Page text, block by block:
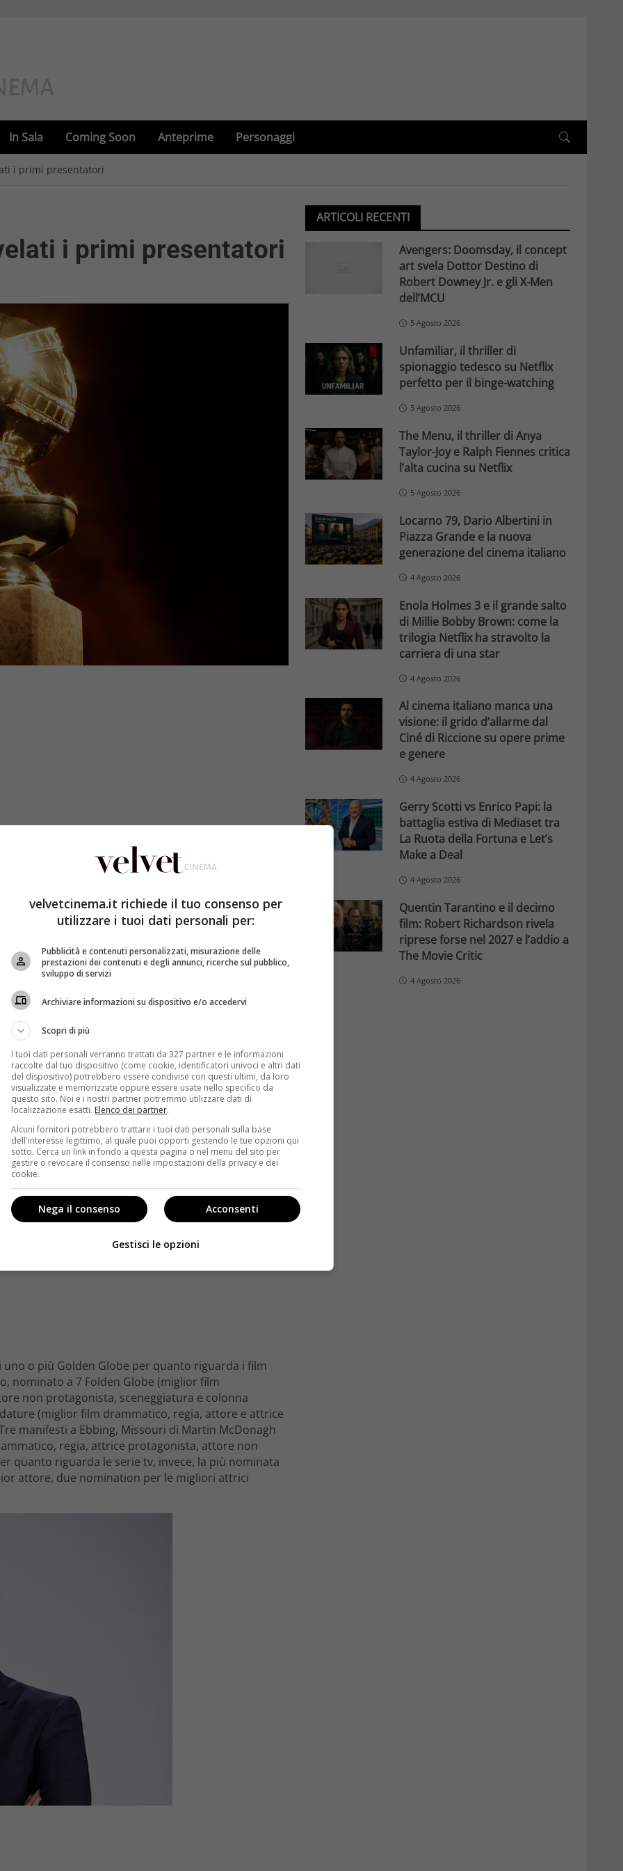
In Sala Coming Soon Anteprime Personaggi
i primi presentatori
i primi presentatori
i primi nomi delle star che saliranno sul palco dei
e televisivi che verranno consegnati il 7 gennaio.
di Los Angeles si terrà la 75esima edizione del
ai migliori film ed ai programmi televisivi della
ed al premio Emmy (per la televisione), è il
e televisivo.
diramato i primi nomi delle star che premieranno i
la serata che verrà presentata da affidata a
loro colleghi spiccano i nomi di Halle Berry, Carol
Gal Gadot, Greta Gerwig, Hugh Grant, Neil Patrick
Huppert, Shirley MacLaine, Ricky Martin, Sarah
J.K. Simmons, Sharon Stone, Aaron Taylor-
Watson.
uno o più Golden Globe per quanto riguarda i film
nominato a 7 Folden Globe (miglior film
non protagonista, sceneggiatura e colonna
(miglior film drammatico, regia, attore e attrice
manifesti a Ebbing, Missouri di Martin McDonagh
regia, attrice protagonista, attore non
quanto riguarda le serie tv, invece, la più nominata
attore, due nomination per le migliori attrici
ARTICOLI RECENTI
Avengers: Doomsday, il concept
art svela Dottor Destino di
Robert Downey Jr. e gli X-Men
dell’MCU
5 Agosto 2026
Unfamiliar, il thriller di
spionaggio tedesco su Netflix
perfetto per il binge-watching
5 Agosto 2026
The Menu, il thriller di Anya
Taylor-Joy e Ralph Fiennes critica
l’alta cucina su Netflix
5 Agosto 2026
Locarno 79, Dario Albertini in
Piazza Grande e la nuova
generazione del cinema italiano
4 Agosto 2026
Enola Holmes 3 e il grande salto
di Millie Bobby Brown: come la
trilogia Netflix ha stravolto la
carriera di una star
4 Agosto 2026
Al cinema italiano manca una
visione: il grido d’allarme dal
Ciné di Riccione su opere prime
e genere
4 Agosto 2026
Gerry Scotti vs Enrico Papi: la
battaglia estiva di Mediaset tra
La Ruota della Fortuna e Let’s
Make a Deal
4 Agosto 2026
Quentin Tarantino e il decimo
film: Robert Richardson rivela
riprese forse nel 2027 e l’addio a
The Movie Critic
4 Agosto 2026
velvetcinema.it richiede il tuo consenso per
utilizzare i tuoi dati personali per:
Pubblicità e contenuti personalizzati, misurazione delle
prestazioni dei contenuti e degli annunci, ricerche sul pubblico,
sviluppo di servizi
Archiviare informazioni su dispositivo e/o accedervi
Scopri di più
I tuoi dati personali verranno trattati da 327 partner e le informazioni
raccolte dal tuo dispositivo (come cookie, identificatori univoci e altri dati
del dispositivo) potrebbero essere condivise con questi ultimi, da loro
visualizzate e memorizzate oppure essere usate nello specifico da
questo sito. Noi e i nostri partner potremmo utilizzare dati di
localizzazione esatti. Elenco dei partner.
Alcuni fornitori potrebbero trattare i tuoi dati personali sulla base
dell'interesse legittimo, al quale puoi opporti gestendo le tue opzioni qui
sotto. Cerca un link in fondo a questa pagina o nel menu del sito per
gestire o revocare il consenso nelle impostazioni della privacy e dei
cookie.
Acconsenti
Nega il consenso
Gestisci le opzioni